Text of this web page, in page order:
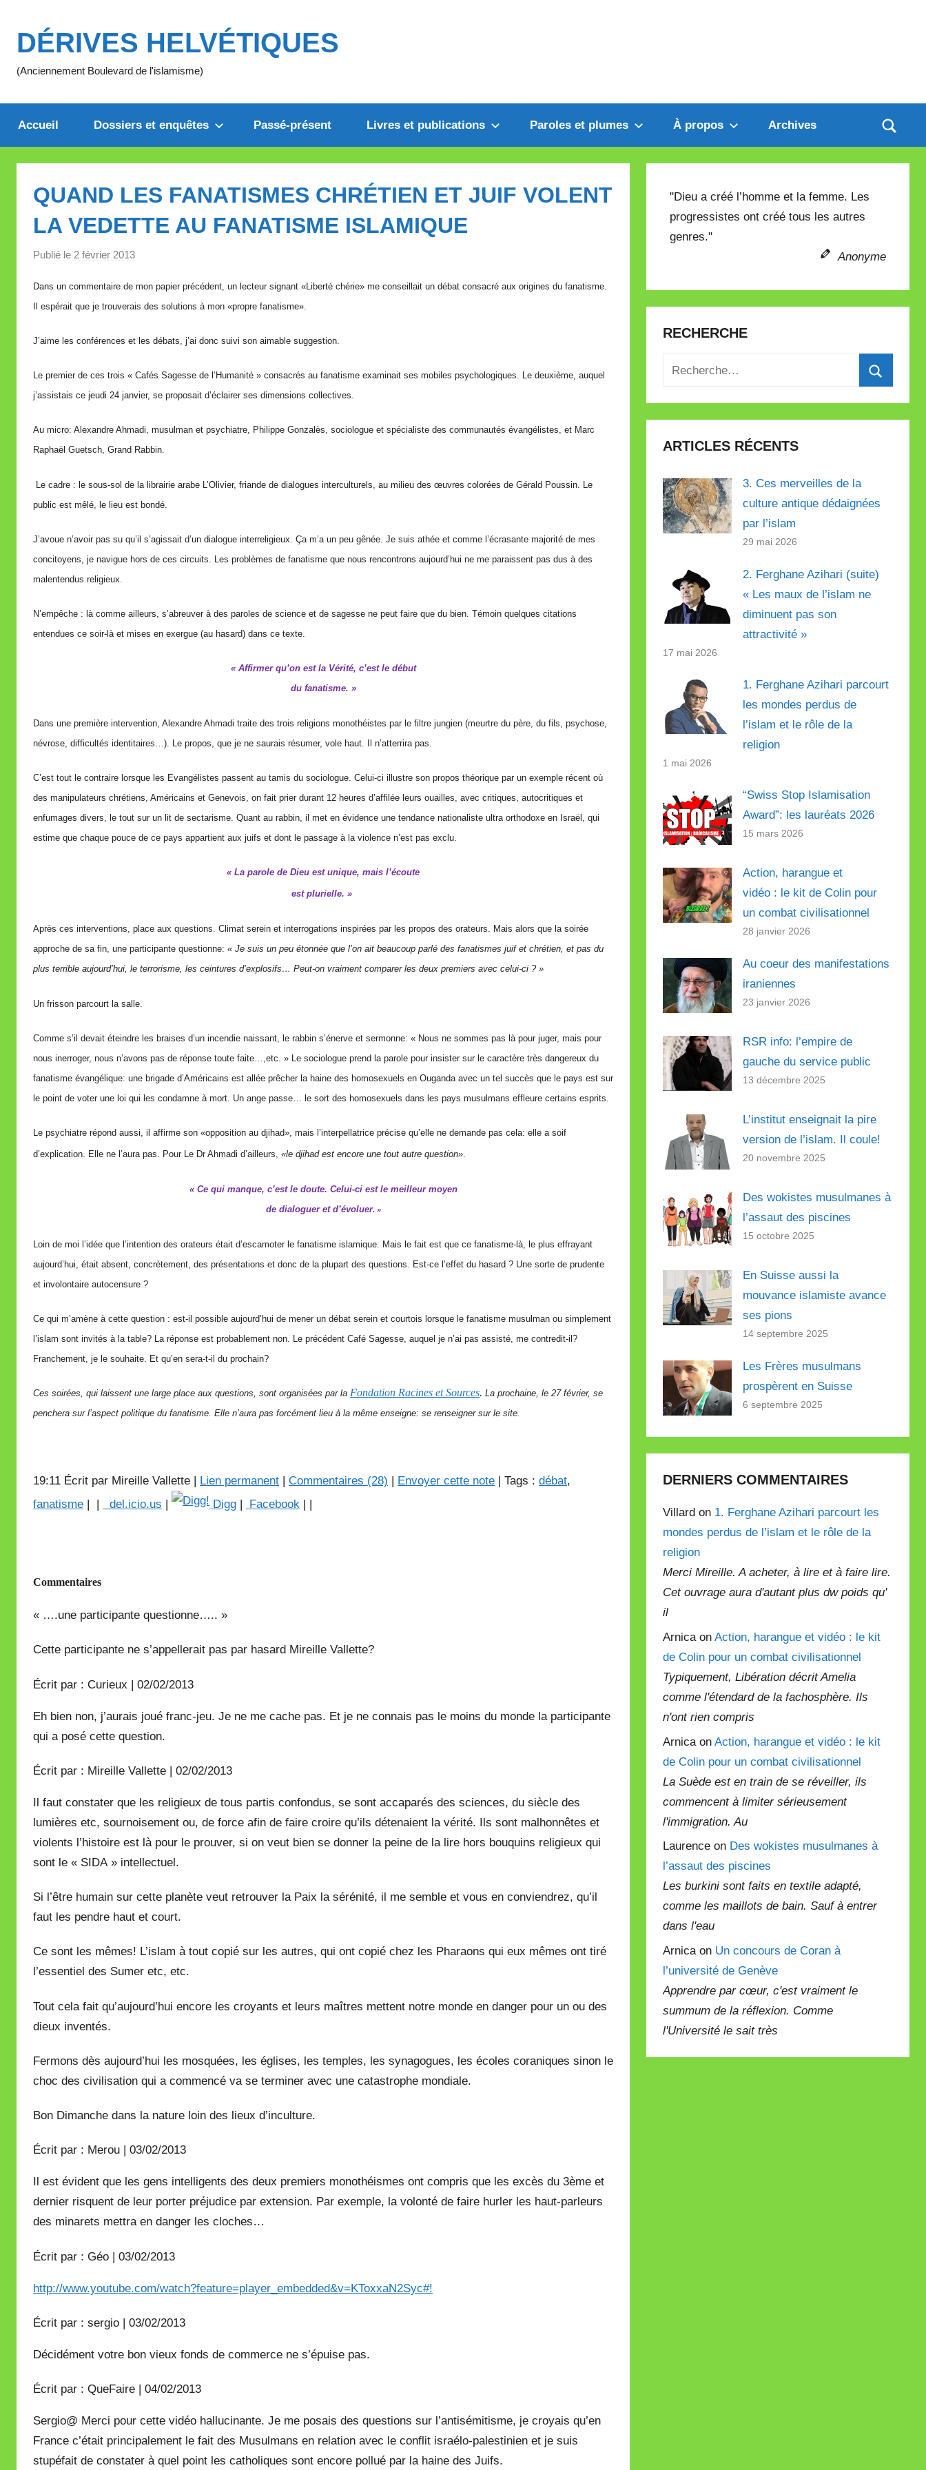
contenu
DÉRIVES HELVÉTIQUES
(Anciennement Boulevard de l'islamisme)
Accueil Dossiers et enquêtes Passé-présent Livres et publications Paroles et plumes À propos Archives
QUAND LES FANATISMES CHRÉTIEN ET JUIF VOLENT
LA VEDETTE AU FANATISME ISLAMIQUE
Publié le 2 février 2013
r
M
r
i
l
e
V
l
t
t
Dans un commentaire de mon papier précédent, un lecteur signant «Liberté chérie» me conseillait un débat consacré aux origines du fanatisme.
Il espérait que je trouverais des solutions à mon «propre fanatisme».
J’aime les conférences et les débats, j’ai donc suivi son aimable suggestion.
Le premier de ces trois « Cafés Sagesse de l’Humanité » consacrés au fanatisme examinait ses mobiles psychologiques. Le deuxième, auquel
j’assistais ce jeudi 24 janvier, se proposait d’éclairer ses dimensions collectives.
Au micro: Alexandre Ahmadi, musulman et psychiatre, Philippe Gonzalès, sociologue et spécialiste des communautés évangélistes, et Marc
Raphaël Guetsch, Grand Rabbin.
Le cadre : le sous-sol de la librairie arabe L’Olivier, friande de dialogues interculturels, au milieu des œuvres colorées de Gérald Poussin. Le
public est mêlé, le lieu est bondé.
J’avoue n’avoir pas su qu’il s’agissait d’un dialogue interreligieux. Ça m’a un peu gênée. Je suis athée et comme l’écrasante majorité de mes
concitoyens, je navigue hors de ces circuits. Les problèmes de fanatisme que nous rencontrons aujourd’hui ne me paraissent pas dus à des
malentendus religieux.
N’empêche : là comme ailleurs, s’abreuver à des paroles de science et de sagesse ne peut faire que du bien. Témoin quelques citations
entendues ce soir-là et mises en exergue (au hasard) dans ce texte.
« Affirmer qu’on est la Vérité, c’est le début
du fanatisme. »
Dans une première intervention, Alexandre Ahmadi traite des trois religions monothéistes par le filtre jungien (meurtre du père, du fils, psychose,
névrose, difficultés identitaires…). Le propos, que je ne saurais résumer, vole haut. Il n’atterrira pas.
C’est tout le contraire lorsque les Evangélistes passent au tamis du sociologue. Celui-ci illustre son propos théorique par un exemple récent où
des manipulateurs chrétiens, Américains et Genevois, on fait prier durant 12 heures d’affilée leurs ouailles, avec critiques, autocritiques et
enfumages divers, le tout sur un lit de sectarisme. Quant au rabbin, il met en évidence une tendance nationaliste ultra orthodoxe en Israël, qui
estime que chaque pouce de ce pays appartient aux juifs et dont le passage à la violence n’est pas exclu.
« La parole de Dieu est unique, mais l’écoute
est plurielle. »
Après ces interventions, place aux questions. Climat serein et interrogations inspirées par les propos des orateurs. Mais alors que la soirée
approche de sa fin, une participante questionne: « Je suis un peu étonnée que l’on ait beaucoup parlé des fanatismes juif et chrétien, et pas du
plus terrible aujourd’hui, le terrorisme, les ceintures d’explosifs… Peut-on vraiment comparer les deux premiers avec celui-ci ? »
Un frisson parcourt la salle.
Comme s’il devait éteindre les braises d’un incendie naissant, le rabbin s’énerve et sermonne: « Nous ne sommes pas là pour juger, mais pour
nous inerroger, nous n’avons pas de réponse toute faite…,etc. »
Le sociologue prend la parole pour insister sur le caractère très dangereux du
fanatisme évangélique: une brigade d’Américains est allée prêcher la haine des homosexuels en Ouganda avec un tel succès que le pays est sur
le point de voter une loi qui les condamne à mort. Un ange passe… le sort des homosexuels dans les pays musulmans effleure certains esprits.
Le psychiatre répond aussi, il affirme son «opposition au djihad», mais l’interpellatrice précise qu’elle ne demande pas cela: elle a soif
d’explication. Elle ne l’aura pas. Pour Le Dr Ahmadi d’ailleurs, «le djihad est encore une tout autre question».
« Ce qui manque, c’est le doute. Celui-ci est le meilleur moyen
de dialoguer et d’évoluer. »
Loin de moi l’idée que l’intention des orateurs était d’escamoter le fanatisme islamique. Mais le fait est que ce fanatisme-là, le plus effrayant
aujourd’hui, était absent, concrètement, des présentations et donc de la plupart des questions. Est-ce l’effet du hasard ? Une sorte de prudente
et involontaire autocensure ?
Ce qui m’amène à cette question : est-il possible aujourd’hui de mener un débat serein et courtois lorsque le fanatisme musulman ou simplement
l’islam sont invités à la table? La réponse est probablement non. Le précédent Café Sagesse, auquel je n’ai pas assisté, me contredit-il?
Franchement, je le souhaite. Et qu’en sera-t-il du prochain?
Ces soirées, qui laissent une large place aux questions, sont organisées par la Fondation Racines et Sources. La prochaine, le 27 février, se
penchera sur l’aspect politique du fanatisme. Elle n’aura pas forcément lieu à la même enseigne: se renseigner sur le site.
19:11 Écrit par Mireille Vallette | Lien permanent Commentaires (28) Envoyer cette note | Tags : débat,
fanatisme
del.icio.us Digg Facebook
Commentaires
« ….une participante questionne….. »
Cette participante ne s’appellerait pas par hasard Mireille Vallette?
Écrit par : Curieux | 02/02/2013
Eh bien non, j’aurais joué franc-jeu. Je ne me cache pas. Et je ne connais pas le moins du monde la participante
qui a posé cette question.
Écrit par : Mireille Vallette | 02/02/2013
Il faut constater que les religieux de tous partis confondus, se sont accaparés des sciences, du siècle des
lumières etc, sournoisement ou, de force afin de faire croire qu’ils détenaient la vérité. Ils sont malhonnêtes et
violents l’histoire est là pour le prouver, si on veut bien se donner la peine de la lire hors bouquins religieux qui
sont le « SIDA » intellectuel.
Si l’être humain sur cette planète veut retrouver la Paix la sérénité, il me semble et vous en conviendrez, qu’il
faut les pendre haut et court.
Ce sont les mêmes! L’islam à tout copié sur les autres, qui ont copié chez les Pharaons qui eux mêmes ont tiré
l’essentiel des Sumer etc, etc.
Tout cela fait qu’aujourd’hui encore les croyants et leurs maîtres mettent notre monde en danger pour un ou des
dieux inventés.
Fermons dès aujourd’hui les mosquées, les églises, les temples, les synagogues, les écoles coraniques sinon le
choc des civilisation qui a commencé va se terminer avec une catastrophe mondiale.
Bon Dimanche dans la nature loin des lieux d’inculture.
Écrit par : Merou | 03/02/2013
Il est évident que les gens intelligents des deux premiers monothéismes ont compris que les excès du 3ème et
dernier risquent de leur porter préjudice par extension. Par exemple, la volonté de faire hurler les haut-parleurs
des minarets mettra en danger les cloches…
Écrit par : Géo | 03/02/2013
http://www.youtube.com/watch?feature=player_embedded&v=KToxxaN2Syc#!
Écrit par : sergio | 03/02/2013
Décidément votre bon vieux fonds de commerce ne s’épuise pas.
Écrit par : QueFaire | 04/02/2013
Sergio@ Merci pour cette vidéo hallucinante. Je me posais des questions sur l’antisémitisme, je croyais qu’en
France c’était principalement le fait des Musulmans en relation avec le conflit israélo-palestinien et je suis
stupéfait de constater à quel point les catholiques sont encore pollué par la haine des Juifs.
"Dieu a créé l’homme et la femme. Les
progressistes ont créé tous les autres
genres."
Anonyme
RECHERCHE
Recherche
:
ARTICLES RÉCENTS
3. Ces merveilles de la
culture antique dédaignées
par l’islam
29 mai 2026
2. Ferghane Azihari (suite)
« Les maux de l’islam ne
diminuent pas son
attractivité »
17 mai 2026
1. Ferghane Azihari parcourt
les mondes perdus de
l’islam et le rôle de la
religion
1 mai 2026
“Swiss Stop Islamisation
Award”: les lauréats 2026
15 mars 2026
Action, harangue et
vidéo : le kit de Colin pour
un combat civilisationnel
28 janvier 2026
Au coeur des manifestations
iraniennes
23 janvier 2026
RSR info: l’empire de
gauche du service public
13 décembre 2025
L’institut enseignait la pire
version de l’islam. Il coule!
20 novembre 2025
Des wokistes musulmanes à
l’assaut des piscines
15 octobre 2025
En Suisse aussi la
mouvance islamiste avance
ses pions
14 septembre 2025
Les Frères musulmans
prospèrent en Suisse
6 septembre 2025
DERNIERS COMMENTAIRES
Villard on 1. Ferghane Azihari parcourt les
mondes perdus de l’islam et le rôle de la
religion
Merci Mireille. A acheter, à lire et à faire lire.
Cet ouvrage aura d'autant plus dw poids qu'
il
Arnica onAction, harangue et vidéo : le kit
de Colin pour un combat civilisationnel
Typiquement, Libération décrit Amelia
comme l'étendard de la fachosphère. Ils
n'ont rien compris
Arnica onAction, harangue et vidéo : le kit
de Colin pour un combat civilisationnel
La Suède est en train de se réveiller, ils
commencent à limiter sérieusement
l'immigration. Au
Laurence on Des wokistes musulmanes à
l’assaut des piscines
Les burkini sont faits en textile adapté,
comme les maillots de bain. Sauf à entrer
dans l'eau
Arnica on Un concours de Coran à
l’université de Genève
Apprendre par cœur, c'est vraiment le
summum de la réflexion. Comme
l'Université le sait très